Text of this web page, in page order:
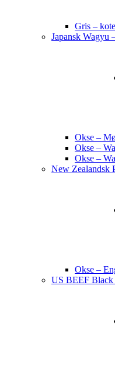
Gris –
Japansk Wagyu
Okse –
Okse –
Okse –
New Zealandsk
Okse –
US BEEF Black